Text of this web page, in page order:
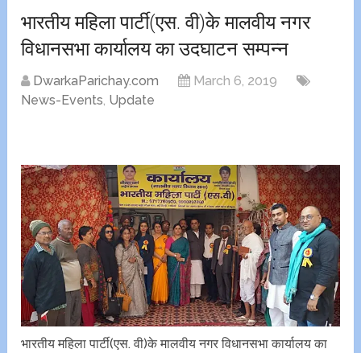
भारतीय महिला पार्टी(एस. वी)के मालवीय नगर
विधानसभा कार्यालय का उदघाटन सम्पन्न
DwarkaParichay.com
March 6, 2019
News-Events, Update
भारतीय महिला पार्टी(एस. वी)के मालवीय नगर विधानसभा कार्यालय का